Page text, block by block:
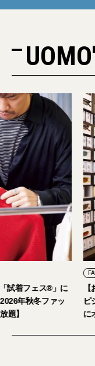
2026年9月5日・6日開
読者の皆さまをご招待
ション＆美容アイテム